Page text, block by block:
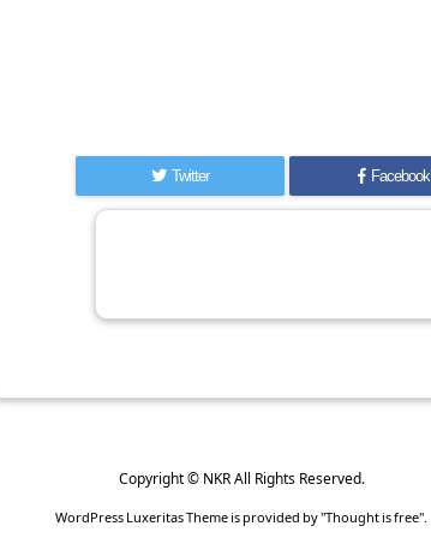
Twitter Facebook
Copyright © NKRAll Rights Reserved.
WordPress Luxeritas Theme is provided by "Thought is free".